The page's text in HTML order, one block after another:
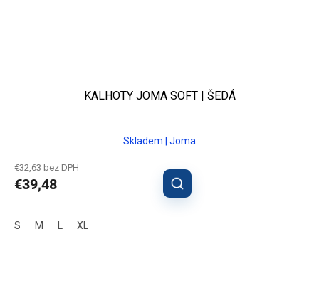
KALHOTY JOMA SOFT | ŠEDÁ
Skladem | Joma
€32,63 bez DPH
€39,48
S M XL